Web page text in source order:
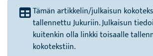
Tämän artikkelin/julkaisun
tallennettu Jukuriin. Julkaisun
kuitenkin olla linkki toisaalle
kokotekstiin.